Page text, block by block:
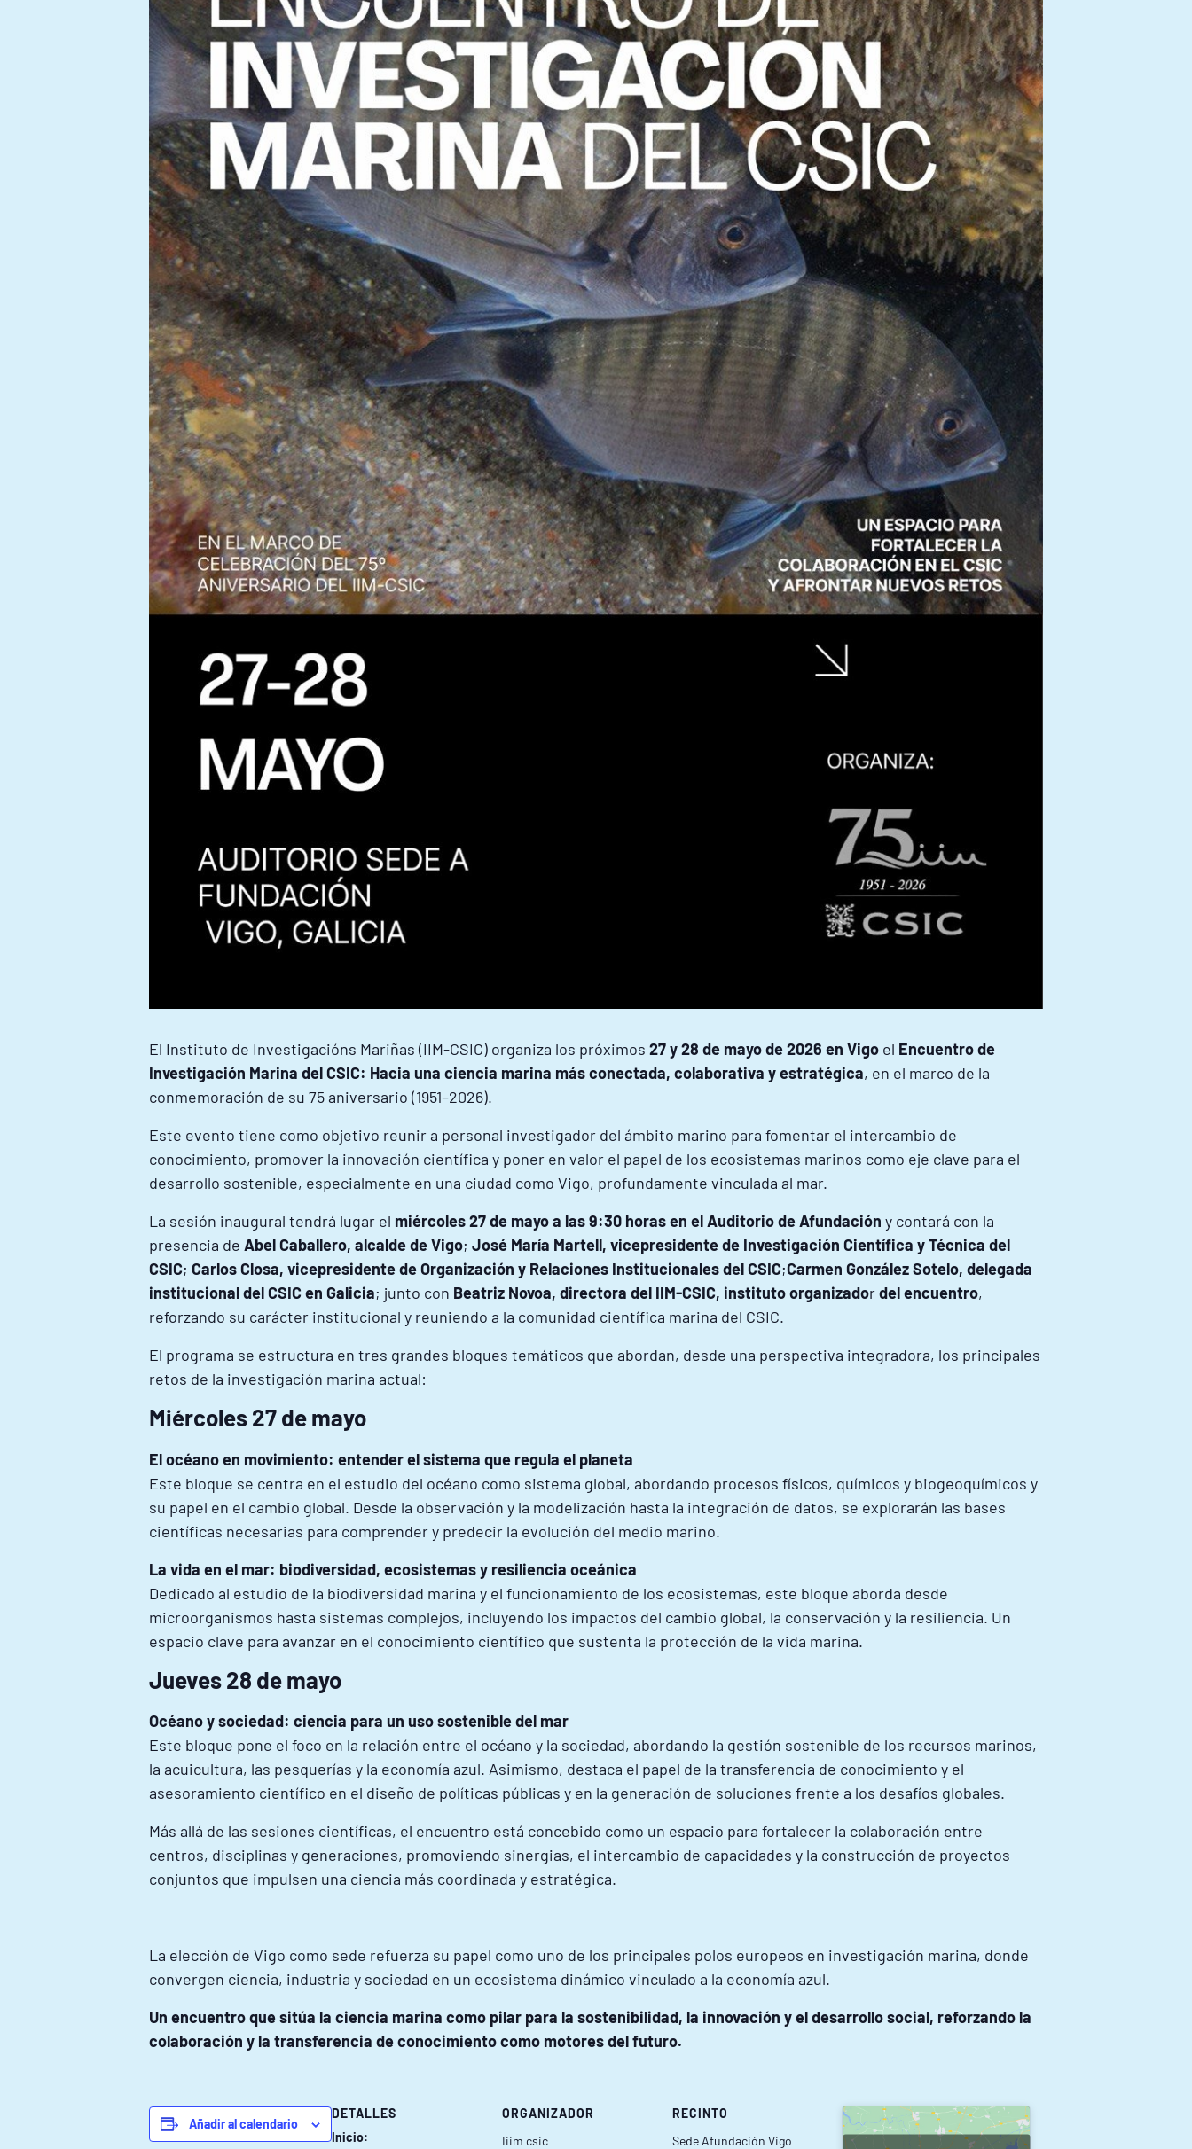
El Instituto de Investigacións Mariñas (IIM-CSIC) organiza los próximos 27 y 28 de mayo de 2026 en Vigo el Encuentro de
Investigación Marina del CSIC: Hacia una ciencia marina más conectada, colaborativa y estratégica, en el marco de la
conmemoración de su 75 aniversario (1951–2026).
Este evento tiene como objetivo reunir a personal investigador del ámbito marino para fomentar el intercambio de
conocimiento, promover la innovación científica y poner en valor el papel de los ecosistemas marinos como eje clave para el
desarrollo sostenible, especialmente en una ciudad como Vigo, profundamente vinculada al mar.
La sesión inaugural tendrá lugar el miércoles 27 de mayo a las 9:30 horas en el Auditorio de Afundación y contará con la
presencia de Abel Caballero, alcalde de Vigo; José María Martell, vicepresidente de Investigación Científica y Técnica del
CSIC; Carlos Closa, vicepresidente de Organización y Relaciones Institucionales del CSIC;Carmen González Sotelo, delegada
institucional del CSIC en Galicia; junto con Beatriz Novoa, directora del IIM-CSIC, instituto organizadordel encuentro,
reforzando su carácter institucional y reuniendo a la comunidad científica marina del CSIC.
El programa se estructura en tres grandes bloques temáticos que abordan, desde una perspectiva integradora, los principales
retos de la investigación marina actual:
Miércoles 27 de mayo
El océano en movimiento: entender el sistema que regula el planeta
Este bloque se centra en el estudio del océano como sistema global, abordando procesos físicos, químicos y biogeoquímicos y
su papel en el cambio global. Desde la observación y la modelización hasta la integración de datos, se explorarán las bases
científicas necesarias para comprender y predecir la evolución del medio marino.
La vida en el mar: biodiversidad, ecosistemas y resiliencia oceánica
Dedicado al estudio de la biodiversidad marina y el funcionamiento de los ecosistemas, este bloque aborda desde
microorganismos hasta sistemas complejos, incluyendo los impactos del cambio global, la conservación y la resiliencia. Un
espacio clave para avanzar en el conocimiento científico que sustenta la protección de la vida marina.
Jueves 28 de mayo
Océano y sociedad: ciencia para un uso sostenible del mar
Este bloque pone el foco en la relación entre el océano y la sociedad, abordando la gestión sostenible de los recursos marinos,
la acuicultura, las pesquerías y la economía azul. Asimismo, destaca el papel de la transferencia de conocimiento y el
asesoramiento científico en el diseño de políticas públicas y en la generación de soluciones frente a los desafíos globales.
Más allá de las sesiones científicas, el encuentro está concebido como un espacio para fortalecer la colaboración entre
centros, disciplinas y generaciones, promoviendo sinergias, el intercambio de capacidades y la construcción de proyectos
conjuntos que impulsen una ciencia más coordinada y estratégica.
La elección de Vigo como sede refuerza su papel como uno de los principales polos europeos en investigación marina, donde
convergen ciencia, industria y sociedad en un ecosistema dinámico vinculado a la economía azul.
Un encuentro que sitúa la ciencia marina como pilar para la sostenibilidad, la innovación y el desarrollo social, reforzando la
colaboración y la transferencia de conocimiento como motores del futuro.
Añadir al calendario
DETALLES
Inicio:
ORGANIZADOR
Iiim csic
RECINTO
Sede Afundación Vigo